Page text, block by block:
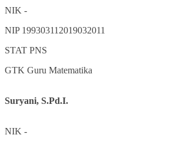
NIK -
NIP 199303112019032011
STAT PNS
GTK Guru Matematika
Suryani, S.Pd.I.
NIK -